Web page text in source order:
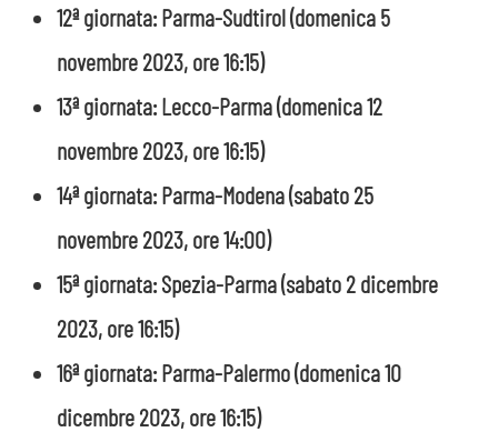
INFORMATIVA FINANZIARIA
PARTNER
12ª giornata: Parma-Sudtirol (domenica 5
novembre 2023, ore 16:15)
13ª giornata: Lecco-Parma (domenica 12
novembre 2023, ore 16:15)
14ª giornata: Parma-Modena (sabato 25
novembre 2023, ore 14:00)
15ª giornata: Spezia-Parma (sabato 2 dicembre
2023, ore 16:15)
16ª giornata: Parma-Palermo (domenica 10
dicembre 2023, ore 16:15)